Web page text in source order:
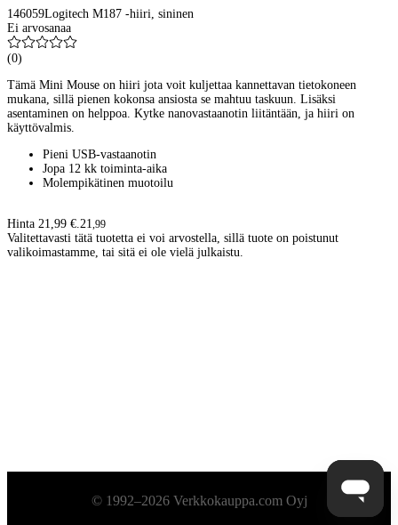
146059Logitech M187 -hiiri, sininen
Ei arvosanaa
(0)
Tämä Mini Mouse on hiiri jota voit kuljettaa kannettavan tietokoneen
mukana, sillä pienen kokonsa ansiosta se mahtuu taskuun. Lisäksi
asentaminen on helppoa. Kytke nanovastaanotin liitäntään, ja hiiri on
käyttövalmis.
Pieni USB-vastaanotin
Jopa 12 kk toiminta-aika
Molempikätinen muotoilu
Hinta 21,99 €. 21 ,99
Valitettavasti tätä tuotetta ei voi arvostella, sillä tuote on poistunut
valikoimastamme, tai sitä ei ole vielä julkaistu.
Alatunniste© 1992–2026 Verkkokauppa.com Oyj